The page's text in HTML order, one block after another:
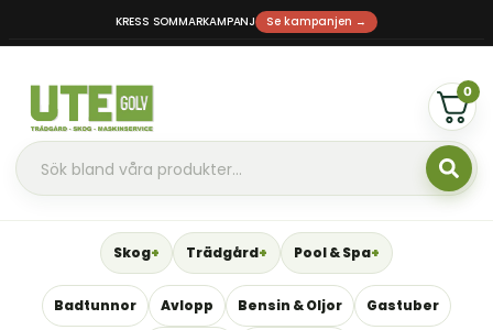
KRESS SOMMARKAMPANJ Se kampanjen →
0
Skog Trädgård Pool & Spa
Badtunnor Avlopp Bensin & Oljor Gastuber